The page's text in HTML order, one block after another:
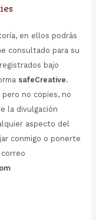
en ellos podrás
consultado para su
bajo
safeCreative.
no copies, no
la divulgación
aspecto del
conmigo o ponerte